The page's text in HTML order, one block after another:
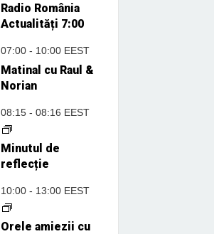
Radio România
Actualități 7:00
07:00- 10:00 EEST
Matinal cu Raul &
Norian
08:15- 08:16 EEST
Minutul de
reflecție
10:00- 13:00 EEST
Orele amiezii cu